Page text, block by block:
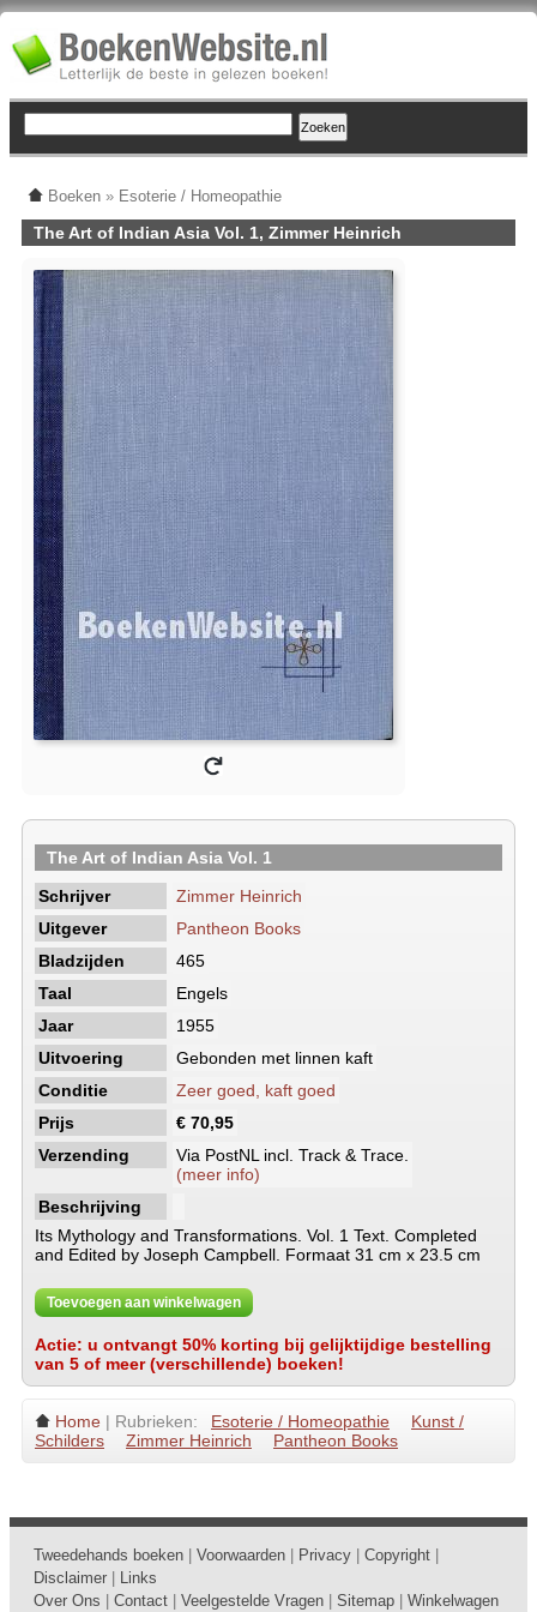
Boeken » Esoterie / Homeopathie
The Art of Indian Asia Vol. 1, Zimmer Heinrich
The Art of Indian Asia Vol. 1
Schrijver
Zimmer Heinrich
Uitgever
Pantheon Books
Bladzijden
465
Taal
Engels
Jaar
1955
Uitvoering
Gebonden met linnen kaft
Conditie
Zeer goed, kaft goed
Prijs
€ 70,95
Verzending
Via PostNL incl. Track & Trace.
(meer info)
Beschrijving
Its Mythology and Transformations. Vol. 1 Text. Completed
and Edited by Joseph Campbell. Formaat 31 cm x 23.5 cm
Toevoegen aan winkelwagen
Actie: u ontvangt 50% korting bij gelijktijdige bestelling
van 5 of meer (verschillende) boeken!
Home | Rubrieken: Esoterie / Homeopathie
Kunst /
Schilders
Zimmer Heinrich Pantheon Books
Tweedehands boeken Voorwaarden Privacy Copyright
Disclaimer
Links
Over Ons
Contact Veelgestelde Vragen Sitemap Winkelwagen